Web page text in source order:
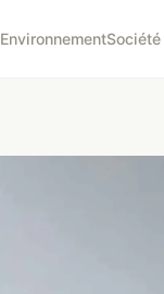
EnvironnementSociété